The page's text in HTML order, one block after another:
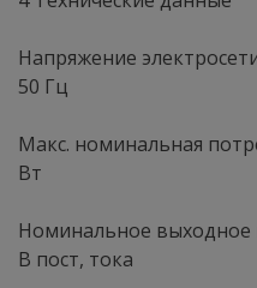
Напряжение электросети.
50 Гц
Макс. номинальная
Вт
Номинальное выходное
В пост, тока